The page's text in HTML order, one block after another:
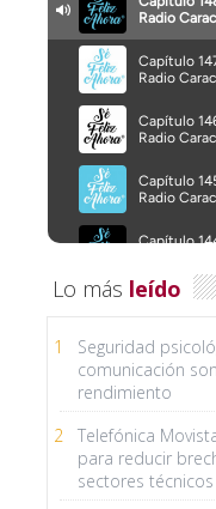
Lo más leído
1
Seguridad
comunicación
rendimiento
2
Telefónica
para reducir
sectores técnicos